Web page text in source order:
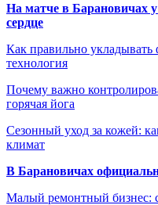
На матче в Барановичах
сердце
Как правильно
технология
Почему важно
горячая йога
Сезонный уход за кожей:
климат
В Барановичах
Малый ремонтный бизнес: